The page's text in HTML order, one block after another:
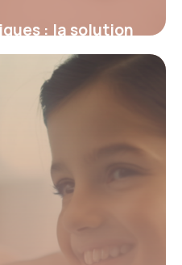
: la solution
précis